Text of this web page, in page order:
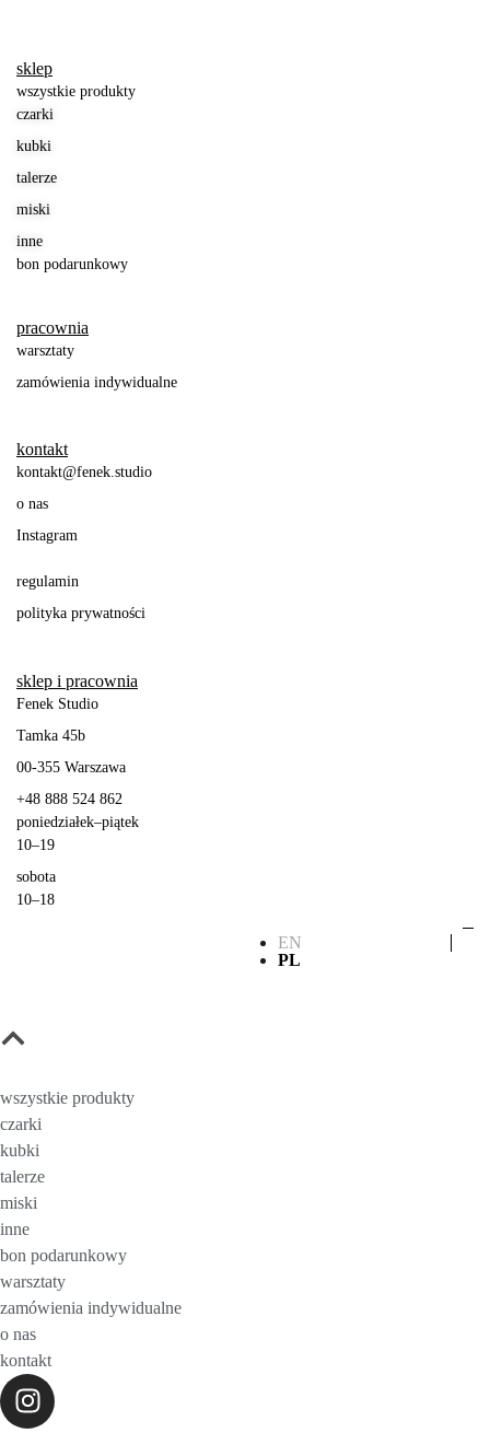
sklep
wszystkie produkty
czarki
kubki
talerze
miski
inne
bon podarunkowy
pracownia
warsztaty
zamówienia indywidualne
kontakt
kontakt@fenek.studio
o nas
Instagram
regulamin
polityka prywatności
sklep i pracownia
Fenek Studio
Tamka 45b
00-355 Warszawa
+48 888 524 862
poniedziałek–piątek
10–19
sobota
10–18
EN
PL
wszystkie produkty
czarki
kubki
talerze
miski
inne
bon podarunkowy
warsztaty
zamówienia indywidualne
o nas
kontakt